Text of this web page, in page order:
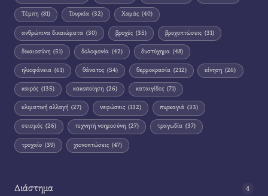
Τέμπη (81) Τουρκία (32) Χαμάς (40)
ανθρώπινα δικαιώματα (30) βροχές (35) βροχοπτώσεις (31)
δικαιοσύνη (51) δολοφονία (42) δυστύχημα (48)
ηλιοφάνεια (61) θάνατος (54) θερμοκρασία (212) κίνηση (26)
καιρός (135) κακοποίηση (26) καταιγίδες (71)
κλιματική αλλαγή (27) νεφώσεις (132) πυρκαγιά (33)
σεισμός (26) τεχνητή νοημοσύνη (27) τραγωδία (37)
τροχαίο (39) χιονοπτώσεις (47)
Διάστημα 4